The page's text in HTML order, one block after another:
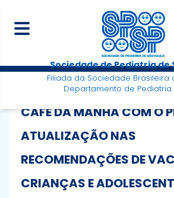
Sociedade de Pediatria de
Filiada da Sociedade Brasileira
Departamento de Pediatria
CAFÉ DA MANHÃ COM O
ATUALIZAÇÃO NAS
RECOMENDAÇÕES DE
CRIANÇAS E